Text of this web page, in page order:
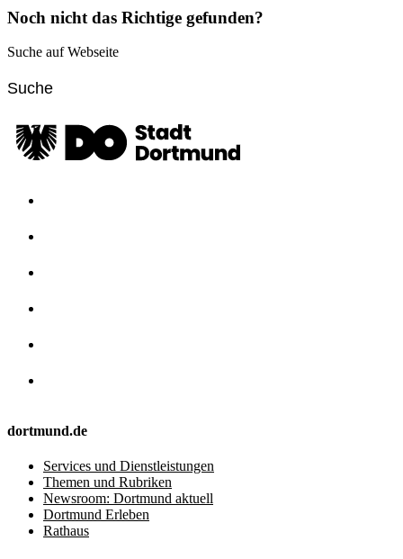
Noch nicht das Richtige gefunden?
Suche auf Webseite
dortmund.de
Services und Dienstleistungen
Themen und Rubriken
Newsroom: Dortmund aktuell
Dortmund Erleben
Rathaus